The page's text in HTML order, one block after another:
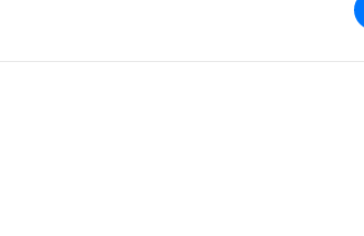
și Ștefan Cigu: O